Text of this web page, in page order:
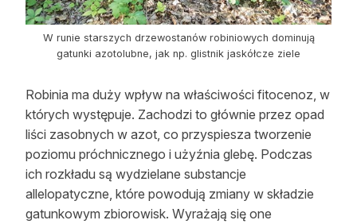
W runie starszych drzewostanów robiniowych dominują
gatunki azotolubne, jak np. glistnik jaskółcze ziele
Robinia ma duży wpływ na właściwości fitocenoz, w
których występuje. Zachodzi to głównie przez opad
liści zasobnych w azot, co przyspiesza tworzenie
poziomu próchnicznego i użyźnia glebę. Podczas
ich rozkładu są wydzielane substancje
allelopatyczne, które powodują zmiany w składzie
gatunkowym zbiorowisk. Wyrażają się one